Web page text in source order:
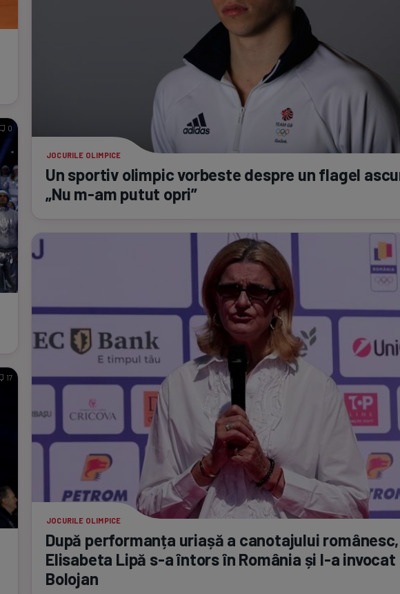
0
17
JOCURILE OLIMPICE
Un sportiv olimpic vorbeste despre un flagel
„Nu m-am putut opri”
JOCURILE OLIMPICE
După performanța uriașă a canotajului românesc,
Elisabeta Lipă s-aîntors în România și l-a invocat
Bolojan